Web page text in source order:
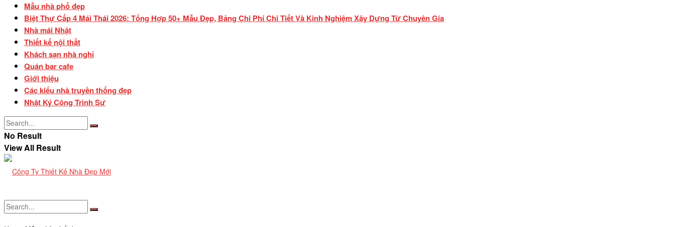
Mẫu nhà phố đẹp
Biệt Thự Cấp 4 Mái Thái 2026: Tổng Hợp 50+ Mẫu Đẹp, Bảng Chi Phí Chi Tiết Và Kinh Nghiệm Xây Dựng Từ Chuyên Gia
Nhà mái Nhật
Thiết kế nội thất
Khách sạn nhà nghỉ
Quán bar cafe
Giới thiệu
Các kiểu nhà truyền thống đẹp
Nhật Ký Công Trình Sư
No Result
View All Result